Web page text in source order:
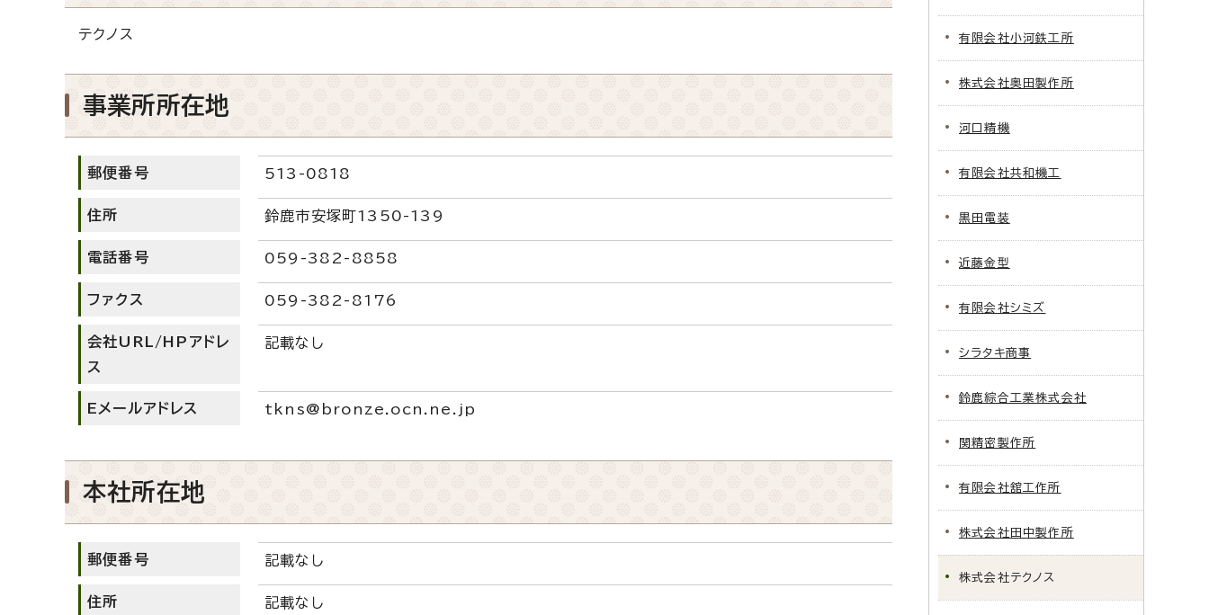
テクノス
事業所所在地
郵便番号 513-0818
住所 鈴鹿市安塚町1350-139
電話番号 059-382-8858
ファクス 059-382-8176
会社URL/HPアドレ
ス
記載なし
Eメールアドレス tkns@bronze.ocn.ne.jp
本社所在地
郵便番号 記載なし
住所 記載なし
有限会社小河鉄工所
株式会社奥田製作所
河口精機
有限会社共和機工
黒田電装
近藤金型
有限会社シミズ
シラタキ商事
鈴鹿綜合工業株式会社
関精密製作所
有限会社舘工作所
株式会社田中製作所
株式会社テクノス